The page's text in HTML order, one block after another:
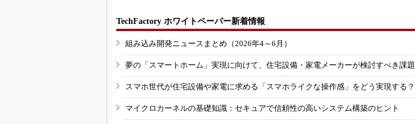
TechFactory ホワイトペーパー新着情報
組み込み開発ニュースまとめ（2026年4～6月）
夢の「スマートホーム」実現に向けて、住宅設備・家電メーカーが検討すべき課題
スマホ世代が住宅設備や家電に求める「スマホライクな操作感」をどう実現する？
マイクロカーネルの基礎知識：セキュアで信頼性の高いシステム構築のヒント